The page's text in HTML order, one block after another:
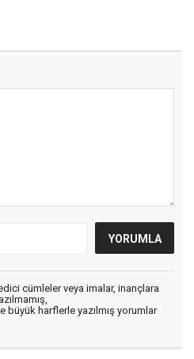
cümleler veya imalar, inançlara
büyük harflerle yazılmış yorumlar